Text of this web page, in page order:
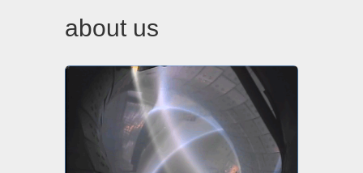
about us